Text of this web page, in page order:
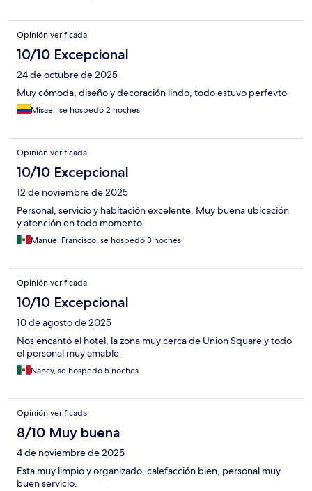
Opinión verificada
10/10 Excepcional
24 de octubre de 2025
Muy cómoda, diseño y decoración lindo, todo estuvo perfevto
Misael, se hospedó 2 noches
Opinión verificada
10/10 Excepcional
12 de noviembre de 2025
Personal, servicio y habitación excelente. Muy buena ubicación
y atención en todo momento.
Manuel Francisco, se hospedó 3 noches
Opinión verificada
10/10 Excepcional
10 de agosto de 2025
Nos encantó el hotel, la zona muy cerca de Union Square y todo
el personal muy amable
Nancy, se hospedó 5 noches
Opinión verificada
8/10 Muy buena
4 de noviembre de 2025
Esta muy limpio y organizado, calefacción bien, personal muy
buen servicio.